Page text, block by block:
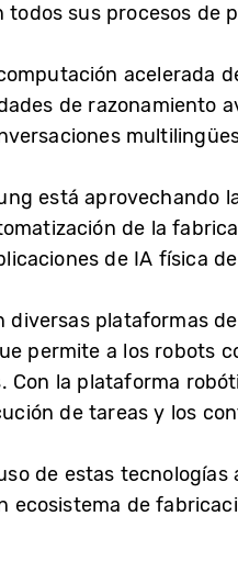
sus procesos de
acelerada
de razonamiento
está aprovechando
de la
de IA física
plataformas
permite a los robots
la plataforma
de tareas y los
de estas
ecosistema de